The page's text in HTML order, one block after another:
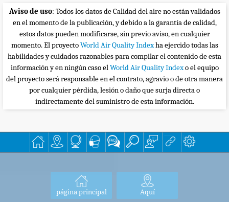
Aviso de uso: Todos los datos de Calidad del aire no están validados
en el momento de la publicación, y debido a la garantía de calidad,
estos datos pueden modificarse, sin previo aviso, en cualquier
momento. El proyectoWorld Air Quality Indexha ejercido todas las
habilidades y cuidados razonables para compilar el contenido de esta
información y en ningún caso elWorld Air Quality Indexo el equipo
del proyecto será responsable en el contrato, agravio o de otra manera
por cualquier pérdida, lesión o daño que surja directa o
indirectamente del suministro de esta información.
página principal Aquí